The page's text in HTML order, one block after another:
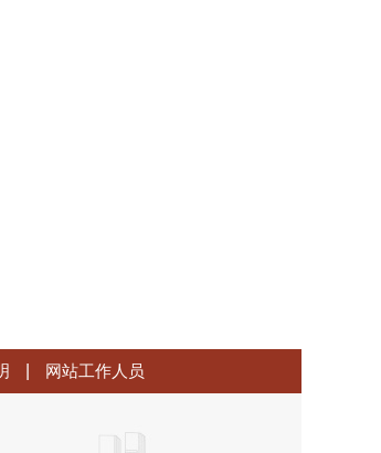
网站工作人员